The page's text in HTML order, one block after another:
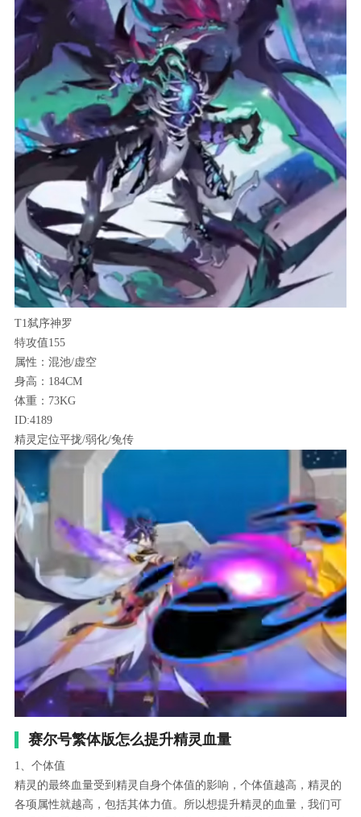
T1弑序神罗
特攻值155
属性：混池/虚空
身高：184CM
体重：73KG
ID:4189
精灵定位平拢/弱化/兔传
赛尔号繁体版怎么提升精灵血量
1、个体值
精灵的最终血量受到精灵自身个体值的影响，个体值越高，精灵的
各项属性就越高，包括其体力值。所以想提升精灵的血量，我们可